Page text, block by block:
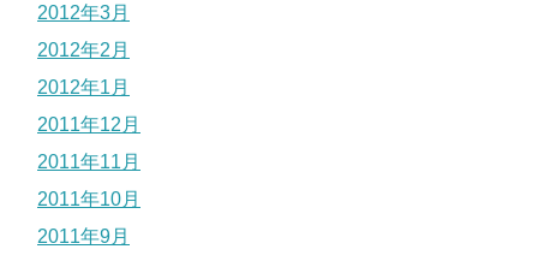
2012年3月
2012年2月
2012年1月
2011年12月
2011年11月
2011年10月
2011年9月